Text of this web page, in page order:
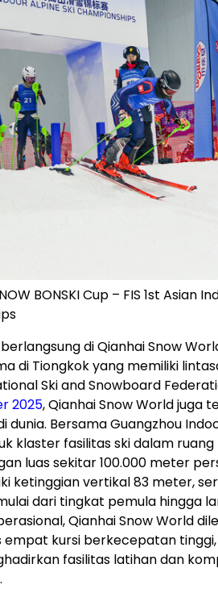
BONSKI Cup – FIS 1st Asian
di Qianhai Snow
di Tiongkok yang memiliki
Ski and Snowboard
2025, Qianhai Snow World juga
dunia. Bersama Guangzhou
klaster fasilitas ski dalam
luas sekitar 100.000 meter
ketinggian vertikal 83 meter,
dari tingkat pemula hingga
Qianhai Snow World
empat kursi berkecepatan
fasilitas latihan dan